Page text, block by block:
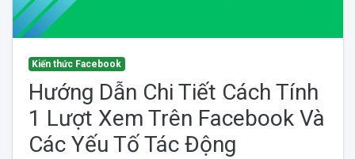
Kiến thức Facebook
Hướng Dẫn Chi Tiết Cách Tính
1 Lượt Xem Trên Facebook Và
Các Yếu Tố Tác Động